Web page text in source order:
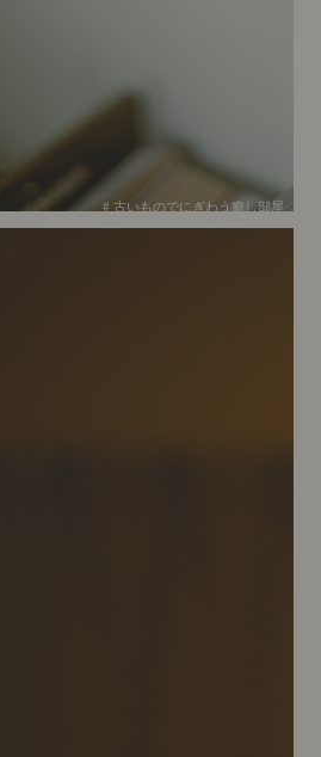
# 古いものでにぎわう癒し部屋